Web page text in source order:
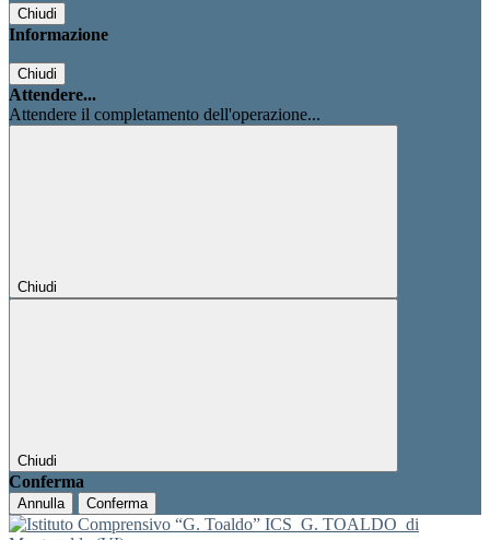
Chiudi
Informazione
Chiudi
Attendere...
Attendere il completamento dell'operazione...
Chiudi
Chiudi
Conferma
Annulla Conferma
ICS G. TOALDO di